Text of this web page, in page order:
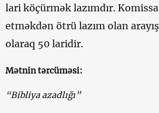
lari köçürmək lazımdır.
etməkdən ötrü lazım olan
olaraq 50 laridir.
Mətnin tərcüməsi:
“Bibliya azadlığı”